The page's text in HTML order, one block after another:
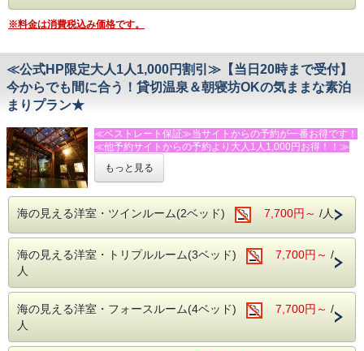
・駐車場→第１・第２駐車場あり（９台・無料）
・電車でお越しの方は送迎がありますので、今井浜海岸駅に
・飲物の持込みＯＫ！共用の冷蔵庫・電子レンジもあり
・個室食事処あり（有料・予約制）
※大人・子供に関係なくベット使用数で、お部屋をお選びく
ださい。
【例】ツインルーム→大人２名・幼児（ベッドなし）１名な
ど・・・
トリプルルーム→大人２名・小学生１名・幼児１名（ベッド
フォースルーム→大人３名・小学生１名など・・・
【本プランの特典】
全客室でWi-Fi接続無料♪
約の場合
→ 大人２名様分の宿泊料金に加え、定員を超えるお子
様1名様分の添い寝料金（施設利用料）を頂戴いたしま
す。
【ご予約例２】
定員3名の部屋を「大人2名・小学生以下3名」でご予約
様２名様分の添い寝料金（施設利用料）を頂戴いたし
定員４名のお部屋を「大人３名・小学生以下１名」で
→ 定員範囲内でのご予約のため、添い寝料金（施設利
※料金は消費税込み価格です。
≪公式HP限定大人1人1,000円割引≫【当日20時まで受付】
今からでも間に合う！貸切温泉＆朝寝坊OKの気ままな素泊
まりプラン★
≪ベストレート保証≫当サイトからの予約が一番お得です！
≪他予約サイトからの予約より大人1人1,000円お得！！≫
★★★ふじのくに安心・安全認証宿泊施設★★★です！！！
【MORI・SORA・SAKURA】３つの温泉を贅沢に独占
当館自慢の３つの温泉は、すべてプライベート感たっぷりの
「貸切」でご利用いただけます。誰にも邪魔されず、手足を
伸ばして旅の疲れをじんわりと癒やす贅沢な湯浴みをお楽し
みください。
ますが、貸切でのご案内は変わりませんのでご安心くださ
「せっかくの旅行だから、時間を気にせずギリギリまで眠り
もっと見る
海の見える洋室・ツインルーム(2ベッド) 7,700円～ /人
海の見える洋室・トリプルルーム(3ベッド) 7,700円～ /
人
海の見える洋室・フォースルーム(4ベッド) 7,700円～ /
人